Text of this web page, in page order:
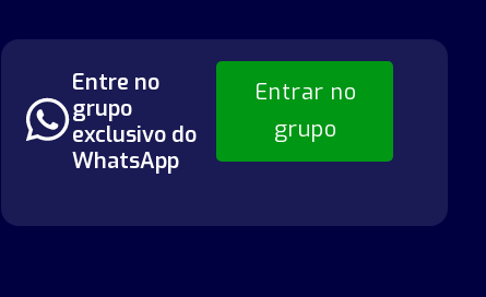
Entre no
grupo
exclusivo do
WhatsApp
Entrar no
grupo